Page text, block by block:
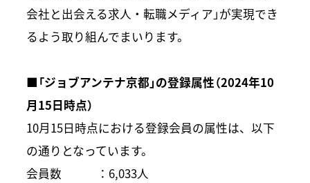
会社と出会える求人・転職メディア」が実現でき
るよう取り組んでまいります。
■「ジョブアンテナ京都」の登録属性（2024年10
月15日時点）
10月15日時点における登録会員の属性は、以下
の通りとなっています。
会員数 ：6,033人